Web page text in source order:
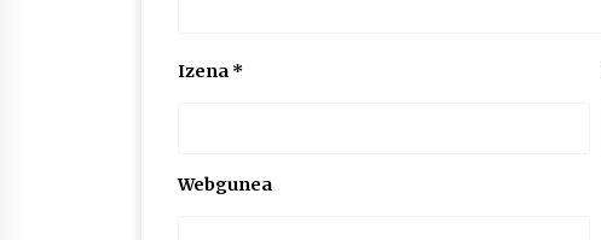
Izena *
Webgunea